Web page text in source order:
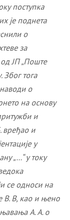
поступка
је поднета
о
за
ЈП „Поште
Због тога
о
на основу
и
вређао и
у
„…“ у току
се односи на
В. В, као и њено
А. А. о